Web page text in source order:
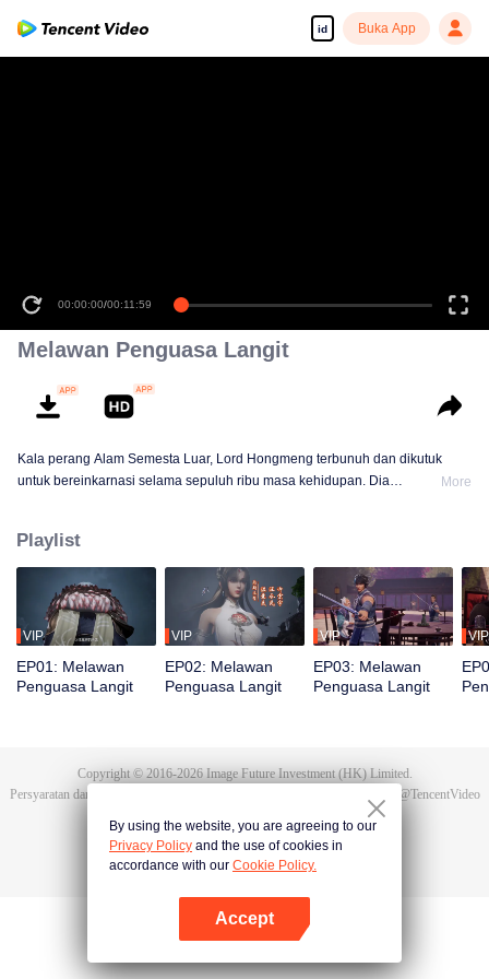
id Buka App
00:00:00/00:11:59
Melawan Penguasa Langit
Kala perang Alam Semesta Luar, Lord Hongmeng terbunuh dan dikutuk
untuk bereinkarnasi selama sepuluh ribu masa kehidupan. Dia
membangkitkan ingatan akan Hongmeng. Kemudian Tan Yun memiliki bakat
tingkat Dewa dan giat berlatih demi meningkatkan kekuatannya. Kemudian
Tan Yun membalas kematian keluarganya dan menyatukan seluruh benua.
More
Playlist
VIP
EP01: Melawan
Penguasa Langit
VIP
EP02: Melawan
Penguasa Langit
VIP
EP03: Melawan
Penguasa Langit
VIP
Copyright © 2016-2026Image Future Investment (HK) Limited.
Persyaratan dan Ketentuan
@TencentVideo
By using the website, you are agreeing to our
Privacy Policy and the use of cookies in
accordance with our Cookie Policy.
Accept